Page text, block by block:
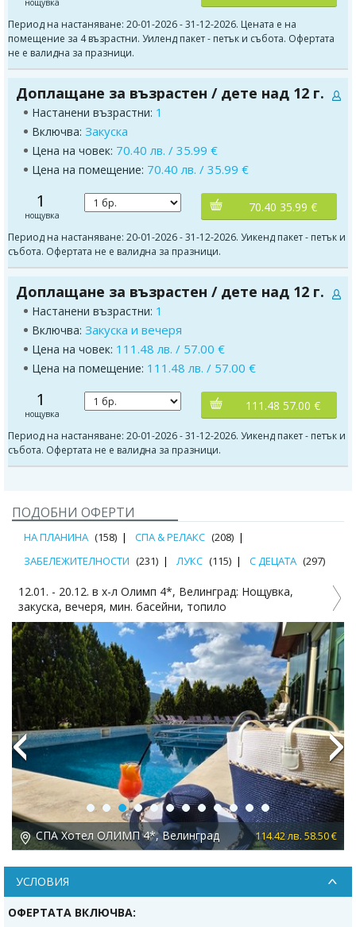
Период на настаняване: 20-01-2026 - 31-12-2026. Цената е на
помещение за 4 възрастни. Уиленд пакет - петък и събота. Офертата
не е валидна за празници.
Доплащане за възрастен / дете над 12 г.
Настанени възрастни: 1
Включва: Закуска
Цена на човек: 70.40 лв. / 35.99 €
Цена на помещение: 70.40 лв. / 35.99 €
1
нощувка
70.40 35.99 €
Период на настаняване: 20-01-2026 - 31-12-2026. Уикенд пакет - петък и
събота. Офертата не е валидна за празници.
Доплащане за възрастен / дете над 12 г.
Настанени възрастни: 1
Включва: Закуска и вечеря
Цена на човек: 111.48 лв. / 57.00 €
Цена на помещение: 111.48 лв. / 57.00 €
1
нощувка
111.48 57.00 €
Период на настаняване: 20-01-2026 - 31-12-2026. Уикенд пакет - петък и
събота. Офертата не е валидна за празници.
ПОДОБНИ ОФЕРТИ
НА ПЛАНИНА (158) СПА & РЕЛАКС (208)
ЗАБЕЛЕЖИТЕЛНОСТИ (231) ЛУКС (115) С ДЕЦАТА (297)
Плати 3, остани 4 нощ. в Макси Парк Хотел и Спа 5*,
Велинград! Закуски, вечери, басейни
Макси Парк Хотел и Спа 5*, Велинград 187.76 лв. 96.00 €
Previous Next
УСЛОВИЯ
ОФЕРТАТА ВКЛЮЧВА: